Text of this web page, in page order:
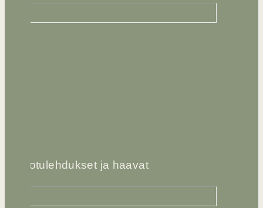
Ihotulehdukset ja haavat